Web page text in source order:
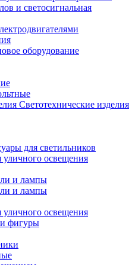
и светосигнальная
оборудование
Светотехнические изделия
для светильников
освещения
и лампы
и лампы
освещения
фигуры